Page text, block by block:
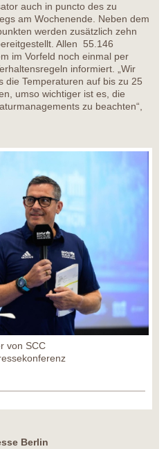
auch in puncto des zu
am Wochenende. Neben dem
werden zusätzlich zehn
Allen 55.146
im Vorfeld noch einmal per
informiert. „Wir
die Temperaturen auf bis zu 25
umso wichtiger ist es, die
zu beachten“,
von SCC
Berlin